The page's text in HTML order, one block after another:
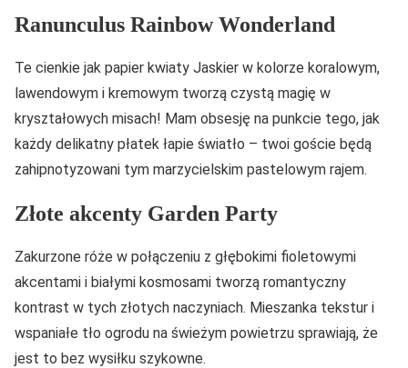
Ranunculus Rainbow Wonderland
Te cienkie jak papier kwiaty Jaskier w kolorze koralowym,
lawendowym i kremowym tworzą czystą magię w
kryształowych misach! Mam obsesję na punkcie tego, jak
każdy delikatny płatek łapie światło – twoi goście będą
zahipnotyzowani tym marzycielskim pastelowym rajem.
Złote akcenty Garden Party
Zakurzone róże w połączeniu z głębokimi fioletowymi
akcentami i białymi kosmosami tworzą romantyczny
kontrast w tych złotych naczyniach. Mieszanka tekstur i
wspaniałe tło ogrodu na świeżym powietrzu sprawiają, że
jest to bez wysiłku szykowne.